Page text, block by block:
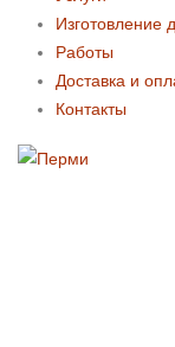
Изготовление
Работы
Доставка и
Контакты